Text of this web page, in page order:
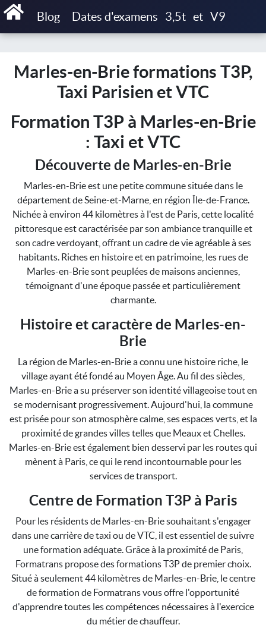
Blog Dates d'examens 3,5t et V9
Accueil
Marles-en-Brie formations T3P,
Taxi Parisien et VTC
Formation T3P à Marles-en-Brie
: Taxi et VTC
Découverte de Marles-en-Brie
Marles-en-Brie est une petite commune située dans le
département de Seine-et-Marne, en région Île-de-France.
Nichée à environ 44 kilomètres à l'est de Paris, cette localité
pittoresque est caractérisée par son ambiance tranquille et
son cadre verdoyant, offrant un cadre de vie agréable à ses
habitants. Riches en histoire et en patrimoine, les rues de
Marles-en-Brie sont peuplées de maisons anciennes,
témoignant d'une époque passée et particulièrement
charmante.
Histoire et caractère de Marles-en-
Brie
La région de Marles-en-Brie a connu une histoire riche, le
village ayant été fondé au Moyen Âge. Au fil des siècles,
Marles-en-Brie a su préserver son identité villageoise tout en
se modernisant progressivement. Aujourd'hui, la commune
est prisée pour son atmosphère calme, ses espaces verts, et la
proximité de grandes villes telles que Meaux et Chelles.
Marles-en-Brie est également bien desservi par les routes qui
mènent à Paris, ce qui le rend incontournable pour les
services de transport.
Centre de Formation T3P à Paris
Pour les résidents de Marles-en-Brie souhaitant s'engager
dans une carrière de taxi ou de VTC, il est essentiel de suivre
une formation adéquate. Grâce à la proximité de Paris,
Formatrans propose des formations T3P de premier choix.
Situé à seulement 44 kilomètres de Marles-en-Brie, le centre
de formation de Formatrans vous offre l'opportunité
d'apprendre toutes les compétences nécessaires à l'exercice
du métier de chauffeur.